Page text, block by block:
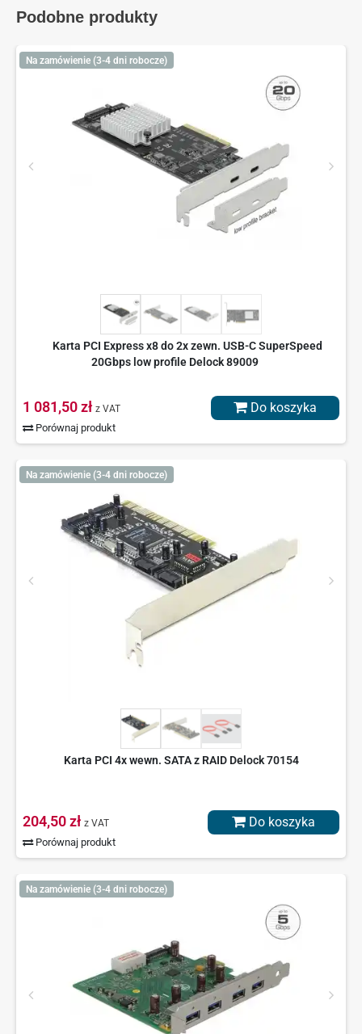
Podobne produkty
Na zamówienie (3-4 dni robocze)
Karta PCI Express x8 do 2x zewn. USB-C SuperSpeed
20Gbps low profile Delock 89009
1 081,50 zł z VAT
Porównaj produkt
Do koszyka
Na zamówienie (3-4 dni robocze)
Karta PCI 4x wewn. SATA z RAID Delock 70154
204,50 zł z VAT
Porównaj produkt
Do koszyka
Na zamówienie (3-4 dni robocze)